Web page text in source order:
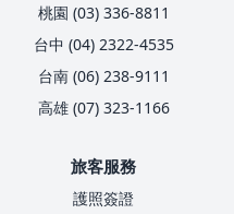
桃園 (03) 336-8811
台中 (04) 2322-4535
台南 (06) 238-9111
高雄 (07) 323-1166
旅客服務
護照簽證